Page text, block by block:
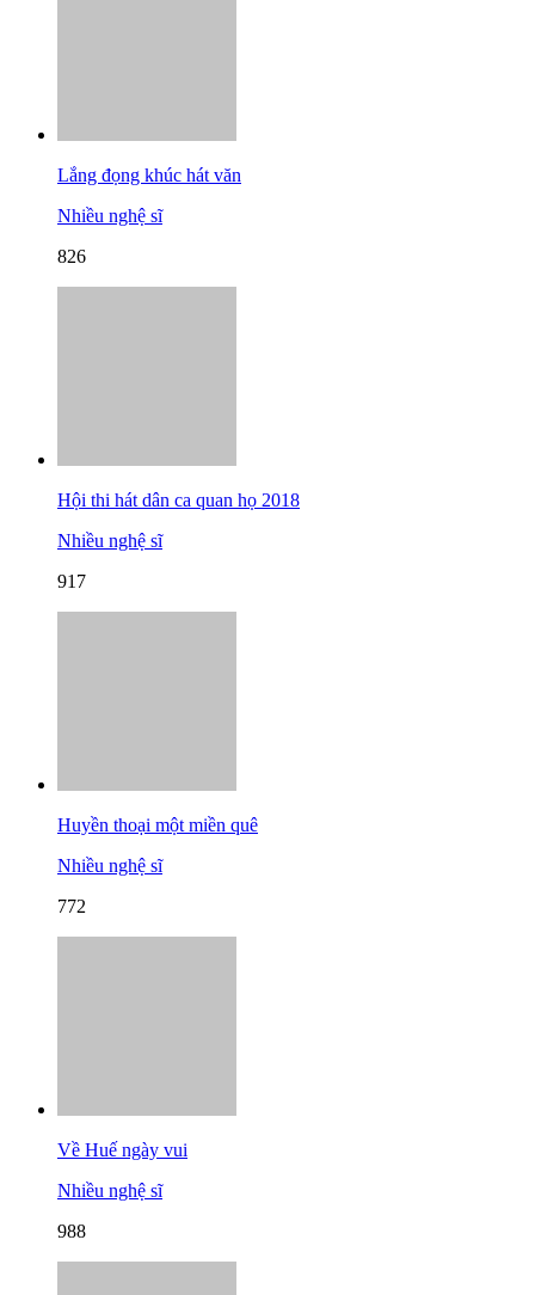
Lắng đọng khúc hát văn
Nhiều nghệ sĩ
826
Hội thi hát dân ca quan họ 2018
Nhiều nghệ sĩ
917
Huyền thoại một miền quê
Nhiều nghệ sĩ
772
Về Huế ngày vui
Nhiều nghệ sĩ
988